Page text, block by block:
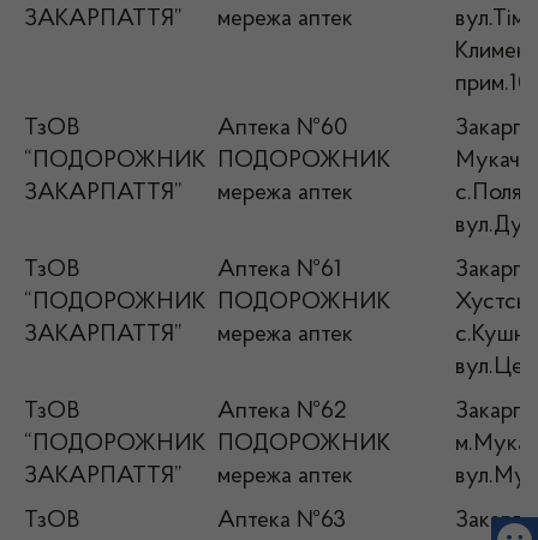
ЗАКАРПАТТЯ”
мережа аптек
ТзОВ
“ПОДОРОЖНИК
ЗАКАРПАТТЯ”
Аптека №60
ПОДОРОЖНИК
мережа аптек
ТзОВ
“ПОДОРОЖНИК
ЗАКАРПАТТЯ”
Аптека №61
ПОДОРОЖНИК
мережа аптек
ТзОВ
“ПОДОРОЖНИК
ЗАКАРПАТТЯ”
Аптека №62
ПОДОРОЖНИК
мережа аптек
ТзОВ
Аптека №63